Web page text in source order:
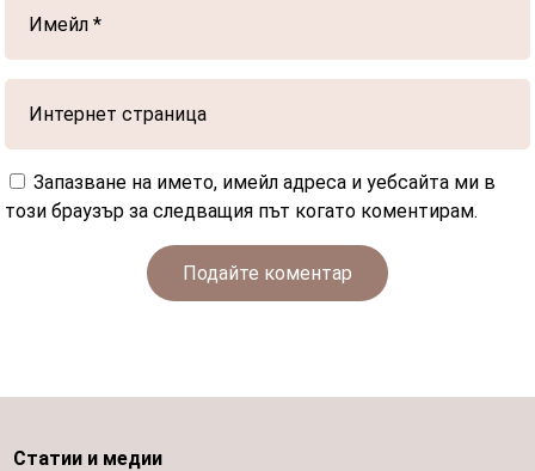
Запазване на името, имейл адреса и уебсайта ми в
този браузър за следващия път когато коментирам.
Подайте коментар
Статии и медии